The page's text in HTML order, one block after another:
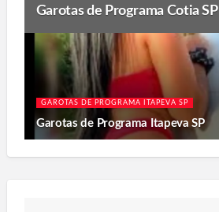
Garotas de Programa Cotia SP
GAROTAS DE PROGRAMA ITAPEVA SP
Garotas de Programa Itapeva SP